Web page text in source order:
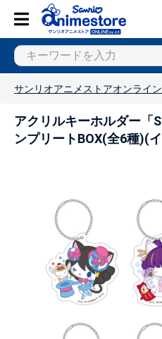
サンリオアニメストアオンライン
アクリルキーホルダー「
ンプリートBOX(全6種)(